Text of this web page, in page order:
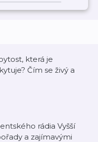
která je
Čím se živý a
rádia Vyšší
a zajímavými